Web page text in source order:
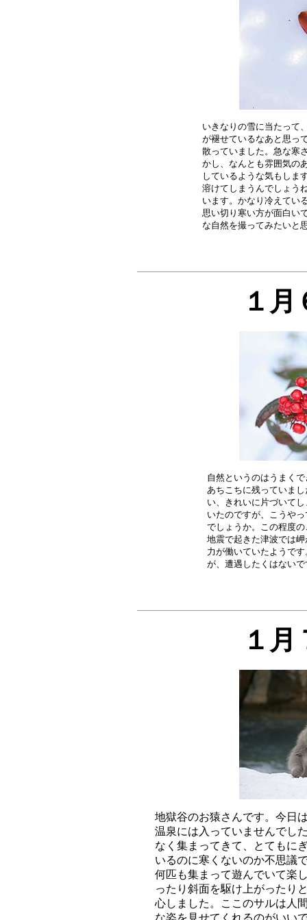
いきなりの雪に当たって
が褪せているなあと思っ
散っていました。急な寒
かし、なんとも雰囲気の
しているような気もしま
溶けてしまうんでしょう
います。かなり冷えてい
思い切り寒い方が面白い
１
自然というのはうまく
あちこちに残っていま
い、きれいに片づいて
いたのですが、こうや
でしょうか。この程度
地震で起きた津波では
力が働いていたようで
１
地獄谷のお猿さんです。今日
温泉には入っていませんでし
なく集まってきて、とてもに
いるのに寒くないのか不思議
何匹も集まって遊んでいて楽
ったり斜面を駆け上がったり
心しました。ここのサルは人